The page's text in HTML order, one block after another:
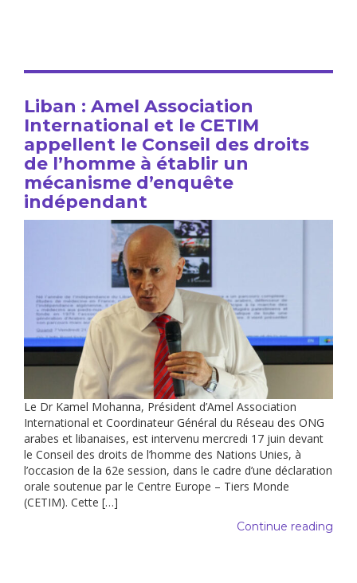
Liban : Amel Association
International et le CETIM
appellent le Conseil des droits
de l’homme à établir un
mécanisme d’enquête
indépendant
Le Dr Kamel Mohanna, Président d’Amel Association
International et Coordinateur Général du Réseau des ONG
arabes et libanaises, est intervenu mercredi 17 juin devant
le Conseil des droits de l’homme des Nations Unies, à
l’occasion de la 62e session, dans le cadre d’une déclaration
orale soutenue par le Centre Europe – Tiers Monde
(CETIM). Cette […]
Continue reading